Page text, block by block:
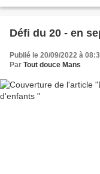
Défi du 20 - en
Publié le 20/09/2022 à
Par Tout douce Mans